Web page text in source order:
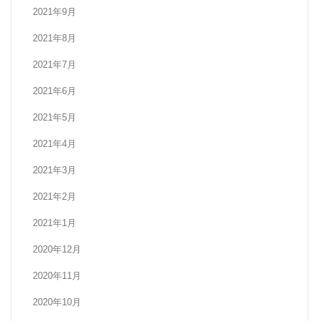
2021年9月
2021年8月
2021年7月
2021年6月
2021年5月
2021年4月
2021年3月
2021年2月
2021年1月
2020年12月
2020年11月
2020年10月